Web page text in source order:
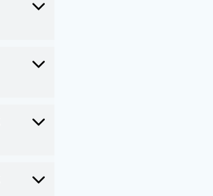
Consent
google-
Consent
wordpress
Consent
google-
Consent